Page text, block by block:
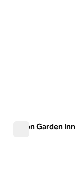
Hilton Garden